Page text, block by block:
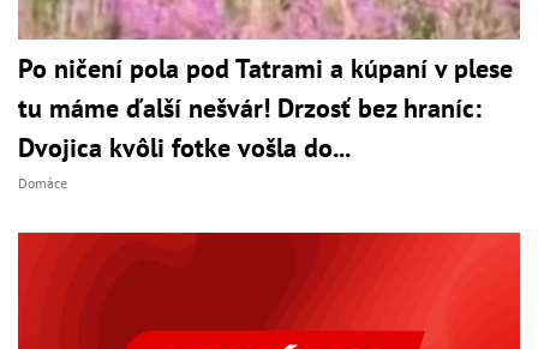
Po ničení pola pod Tatrami a kúpaní v plese
tu máme ďalší nešvár! Drzosť bez hraníc:
Dvojica kvôli fotke vošla do...
Domáce